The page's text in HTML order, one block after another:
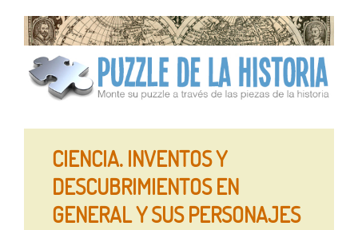
CIENCIA. INVENTOS Y
DESCUBRIMIENTOS EN
GENERAL Y SUS PERSONAJES